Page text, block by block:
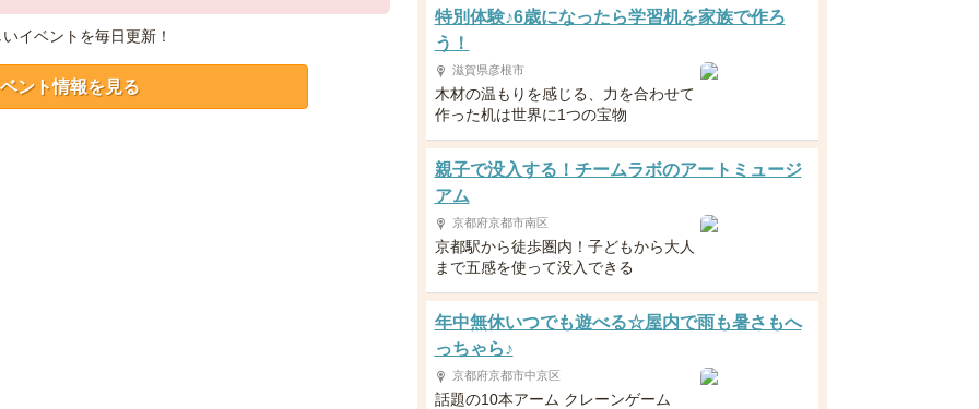
イベントを毎日更新！
ント情報を見る
特別体験♪6歳になったら学習机を家族で作ろ
う！
滋賀県彦根市
木材の温もりを感じる、力を合わせて
作った机は世界に1つの宝物
親子で没入する！チームラボのアートミュージ
アム
京都府京都市南区
京都駅から徒歩圏内！子どもから大人
まで五感を使って没入できる
年中無休いつでも遊べる☆屋内で雨も暑さもへ
っちゃら♪
京都府京都市中京区
話題の10本アーム クレーンゲーム